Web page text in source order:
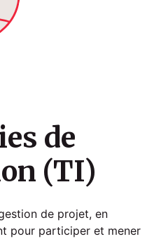
de
(TI)
de projet, en
pour participer et mener